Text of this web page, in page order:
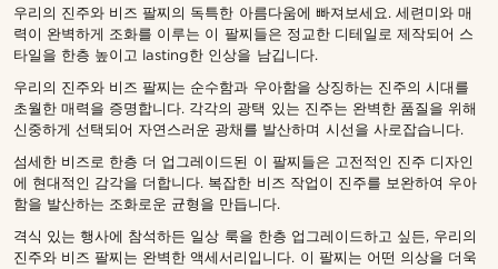
우리의 진주와 비즈 팔찌의 독특한 아름다움에 빠져보세요. 세련미와 매
력이 완벽하게 조화를 이루는 이 팔찌들은 정교한 디테일로 제작되어 스
타일을 한층 높이고 lasting한 인상을 남깁니다.
우리의 진주와 비즈 팔찌는 순수함과 우아함을 상징하는 진주의 시대를
초월한 매력을 증명합니다. 각각의 광택 있는 진주는 완벽한 품질을 위해
신중하게 선택되어 자연스러운 광채를 발산하며 시선을 사로잡습니다.
섬세한 비즈로 한층 더 업그레이드된 이 팔찌들은 고전적인 진주 디자인
에 현대적인 감각을 더합니다. 복잡한 비즈 작업이 진주를 보완하여 우아
함을 발산하는 조화로운 균형을 만듭니다.
격식 있는 행사에 참석하든 일상 룩을 한층 업그레이드하고 싶든, 우리의
진주와 비즈 팔찌는 완벽한 액세서리입니다. 이 팔찌는 어떤 의상을 더욱